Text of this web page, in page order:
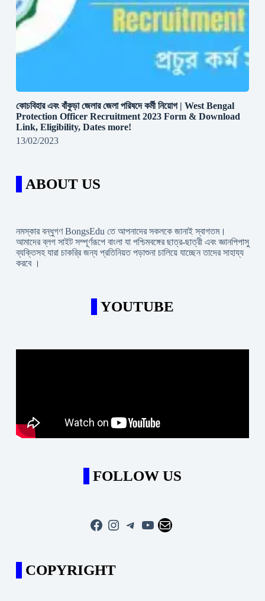
কোচবিহার এবং বাঁকুড়া জেলার জেলা পরিষদে কর্মী নিয়োগ | West Bengal
Protection Officer Recruitment 2023 Form & Download
Link, Eligibility, Dates more!
13/02/2023
ABOUT US
নমস্কার বন্ধুগণ BongsEdu তে আপনাদের সকলকে জানাই স্বাগতম।
আমাদের ব্লগ সাইট সম্পূর্ণরূপে বাংলা যা পশ্চিমবঙ্গের ছাত্র-ছাত্রী এবং জ্ঞানপিপাসু
ব্যক্তিসহ যারা চাকরি্র জন্য প্রতিনিয়ত পড়াশুনা চালিয়ে যাচ্ছেন তাদের সাহায্য
করবে ।
YOUTUBE
FOLLOW US
Facebook
Instagram
Telegram
YouTube
Mail
COPYRIGHT